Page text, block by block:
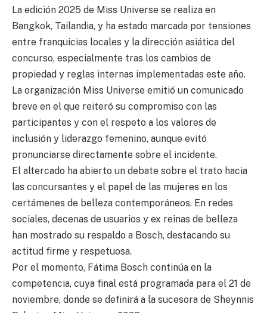
La edición 2025 de Miss Universe se realiza en
Bangkok, Tailandia, y ha estado marcada por tensiones
entre franquicias locales y la dirección asiática del
concurso, especialmente tras los cambios de
propiedad y reglas internas implementadas este año.
La organización Miss Universe emitió un comunicado
breve en el que reiteró su compromiso con las
participantes y con el respeto a los valores de
inclusión y liderazgo femenino, aunque evitó
pronunciarse directamente sobre el incidente.
El altercado ha abierto un debate sobre el trato hacia
las concursantes y el papel de las mujeres en los
certámenes de belleza contemporáneos. En redes
sociales, decenas de usuarios y ex reinas de belleza
han mostrado su respaldo a Bosch, destacando su
actitud firme y respetuosa.
Por el momento, Fátima Bosch continúa en la
competencia, cuya final está programada para el 21 de
noviembre, donde se definirá a la sucesora de Sheynnis